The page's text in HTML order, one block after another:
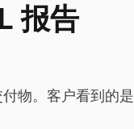
报告
物。客户看到的是